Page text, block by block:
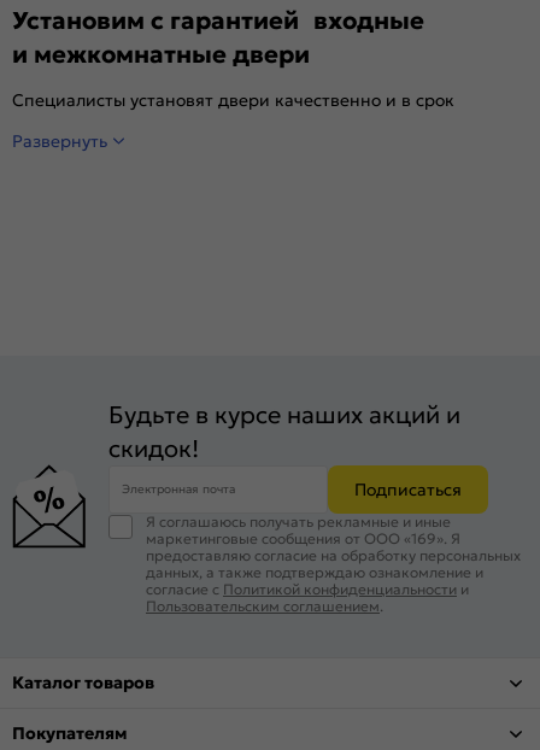
Установим с гарантией входные
и межкомнатные двери
Специалисты установят двери качественно и в срок
Развернуть
Будьте в курсе наших акций и
скидок!
Электронная почта Подписаться
Я соглашаюсь получать рекламные и иные
маркетинговые сообщения от ООО «169». Я
предоставляю согласие на обработку персональных
данных, а также подтверждаю ознакомление и
согласие с Политикой конфиденциальности и
Пользовательским соглашением
Каталог товаров
Покупателям